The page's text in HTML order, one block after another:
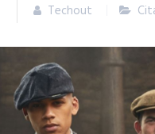
Techout